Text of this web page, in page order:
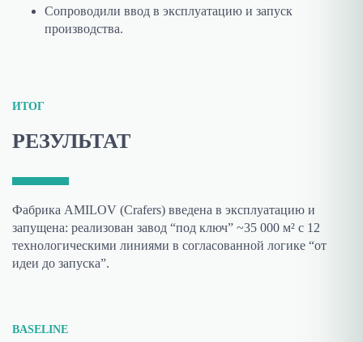
Сопроводили ввод в эксплуатацию и запуск
производства.
ИТОГ
РЕЗУЛЬТАТ
Фабрика AMILOV (Crafers) введена в эксплуатацию и
запущена: реализован завод “под ключ” ~35 000 м² с 12
технологическими линиями в согласованной логике “от
идеи до запуска”.
BASELINE